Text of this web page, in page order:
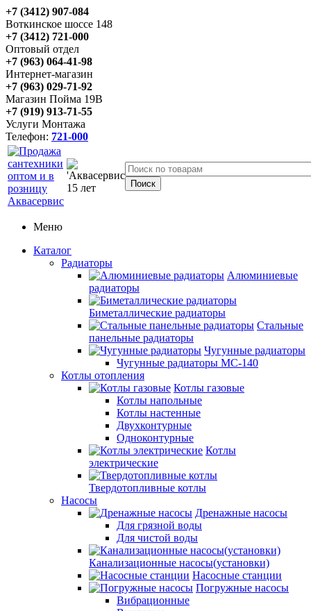
+7 (3412) 907-084
Воткинское шоссе 148
+7 (3412) 721-000
Оптовый отдел
+7 (963) 064-41-98
Интернет-магазин
+7 (963) 029-71-92
Магазин Пойма 19В
+7 (919) 913-71-55
Услуги Монтажа
Телефон: 721-000
Меню
Каталог
Радиаторы
Алюминиевые
радиаторы
Биметаллические радиаторы
Стальные
панельные радиаторы
Чугунные радиаторы
Чугунные радиаторы МС-140
Котлы отопления
Котлы газовые
Котлы напольные
Котлы настенные
Двухконтурные
Одноконтурные
Котлы
электрические
Твердотопливные котлы
Насосы
Дренажные насосы
Для грязной воды
Для чистой воды
Канализационные насосы(установки)
Насосные станции
Погружные насосы
Вибрационные